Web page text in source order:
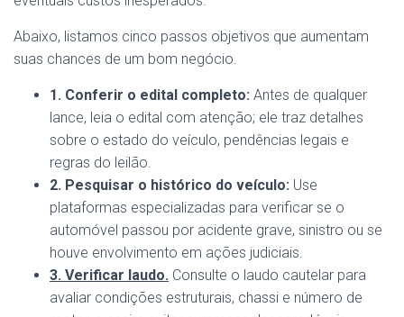
Abaixo, listamos cinco passos objetivos que aumentam
suas chances de um bom negócio.
1. Conferir o edital completo: Antes de qualquer
lance, leia o edital com atenção; ele traz detalhes
sobre o estado do veículo, pendências legais e
regras do leilão.
2. Pesquisar o histórico do veículo: Use
plataformas especializadas para verificar se o
automóvel passou por acidente grave, sinistro ou se
houve envolvimento em ações judiciais.
3. Verificar laudo. Consulte o laudo cautelar para
avaliar condições estruturais, chassi e número de